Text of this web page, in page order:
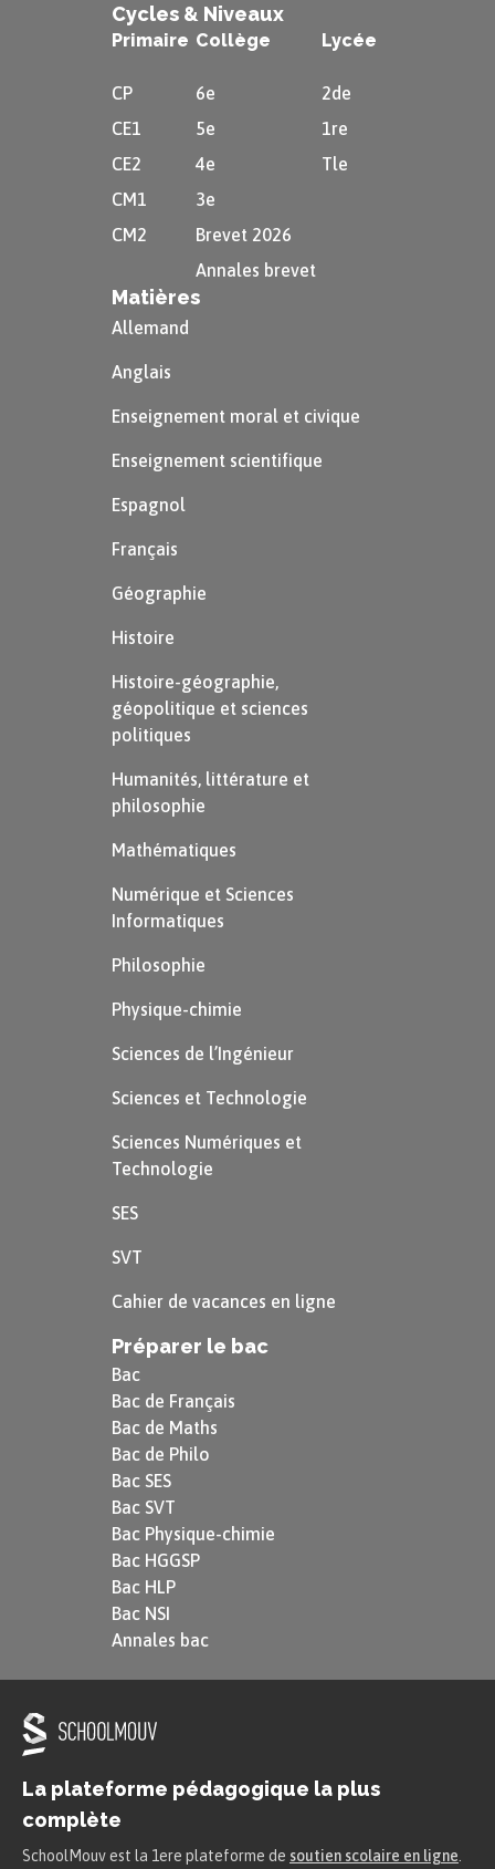
Cycles & Niveaux
Primaire
CP
CE1
CE2
CM1
CM2
Collège
6e
5e
4e
3e
Brevet 2026
Annales brevet
Lycée
2de
1re
Tle
Matières
Allemand
Anglais
Enseignement moral et civique
Enseignement scientifique
Espagnol
Français
Géographie
Histoire
Histoire-géographie,
géopolitique et sciences
politiques
Humanités, littérature et
philosophie
Mathématiques
Numérique et Sciences
Informatiques
Philosophie
Physique-chimie
Sciences de l’Ingénieur
Sciences et Technologie
Sciences Numériques et
Technologie
SES
SVT
Cahier de vacances en ligne
Préparer le bac
Bac
Bac de Français
Bac de Maths
Bac de Philo
Bac SES
Bac SVT
Bac Physique-chimie
Bac HGGSP
Bac HLP
Bac NSI
Annales bac
La plateforme pédagogique la plus
complète
SchoolMouv est la 1ere plateforme de soutien scolaire en ligne